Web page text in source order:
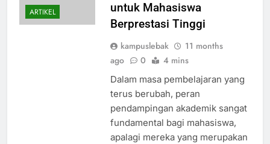
ARTIKEL
untuk Mahasiswa
Berprestasi Tinggi
kampuslebak
11 months
ago
0 4 mins
Dalam masa pembelajaran yang
terus berubah, peran
pendampingan akademik sangat
fundamental bagi mahasiswa,
apalagi mereka yang merupakan